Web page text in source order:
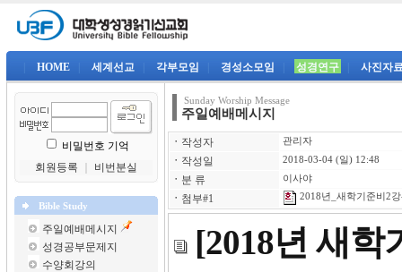
HOME 세계선교 각부모임 경성소모임 성경연구 사진자
비밀번호 기억
회원등록
비번분실
Bible Study
주일예배메시지
성경공부문제지
수양회강의
Sunday Worship Message
주일예배메시지
ㆍ 작성자 관리자
ㆍ 작성일 2018-03-04 (일) 12:48
ㆍ 분 류 이사야
ㆍ 첨부#1 2018년_새학기준비2
[2018년 새학